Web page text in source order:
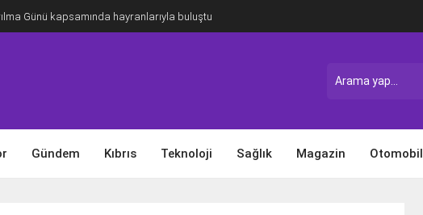
Günü kapsamında hayranlarıyla buluştu
Gündem Kıbrıs Teknoloji Sağlık Magazin Otomobil